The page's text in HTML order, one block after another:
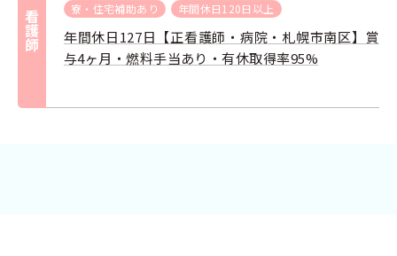
看護師
寮・住宅補助あり
年間休日120日以上
年間休日127日【正看護師・病院・札幌市南区】賞
与4ヶ月・燃料手当あり・有休取得率95%